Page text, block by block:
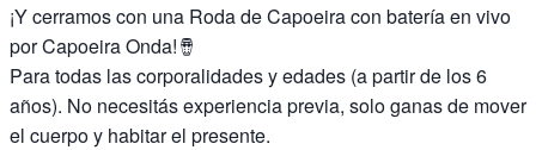
¡Y cerramos con una Roda de Capoeira con batería en vivo
por Capoeira Onda!🪘
Para todas las corporalidades y edades (a partir de los 6
años). No necesitás experiencia previa, solo ganas de mover
el cuerpo y habitar el presente.